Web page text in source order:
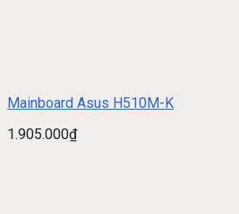
Mainboard Asus H510M-K
1.905.000₫